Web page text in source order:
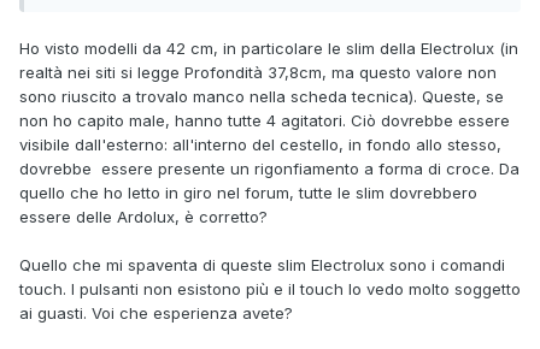
Ho visto modelli da 42 cm, in particolare le slim della Electrolux (in
realtà nei siti si legge Profondità 37,8cm, ma questo valore non
sono riuscito a trovalo manco nella scheda tecnica). Queste, se
non ho capito male, hanno tutte 4 agitatori. Ciò dovrebbe essere
visibile dall'esterno: all'interno del cestello, in fondo allo stesso,
dovrebbe essere presente un rigonfiamento a forma di croce. Da
quello che ho letto in giro nel forum, tutte le slim dovrebbero
essere delle Ardolux, è corretto?
Quello che mi spaventa di queste slim Electrolux sono i comandi
touch. I pulsanti non esistono più e il touch lo vedo molto soggetto
ai guasti. Voi che esperienza avete?